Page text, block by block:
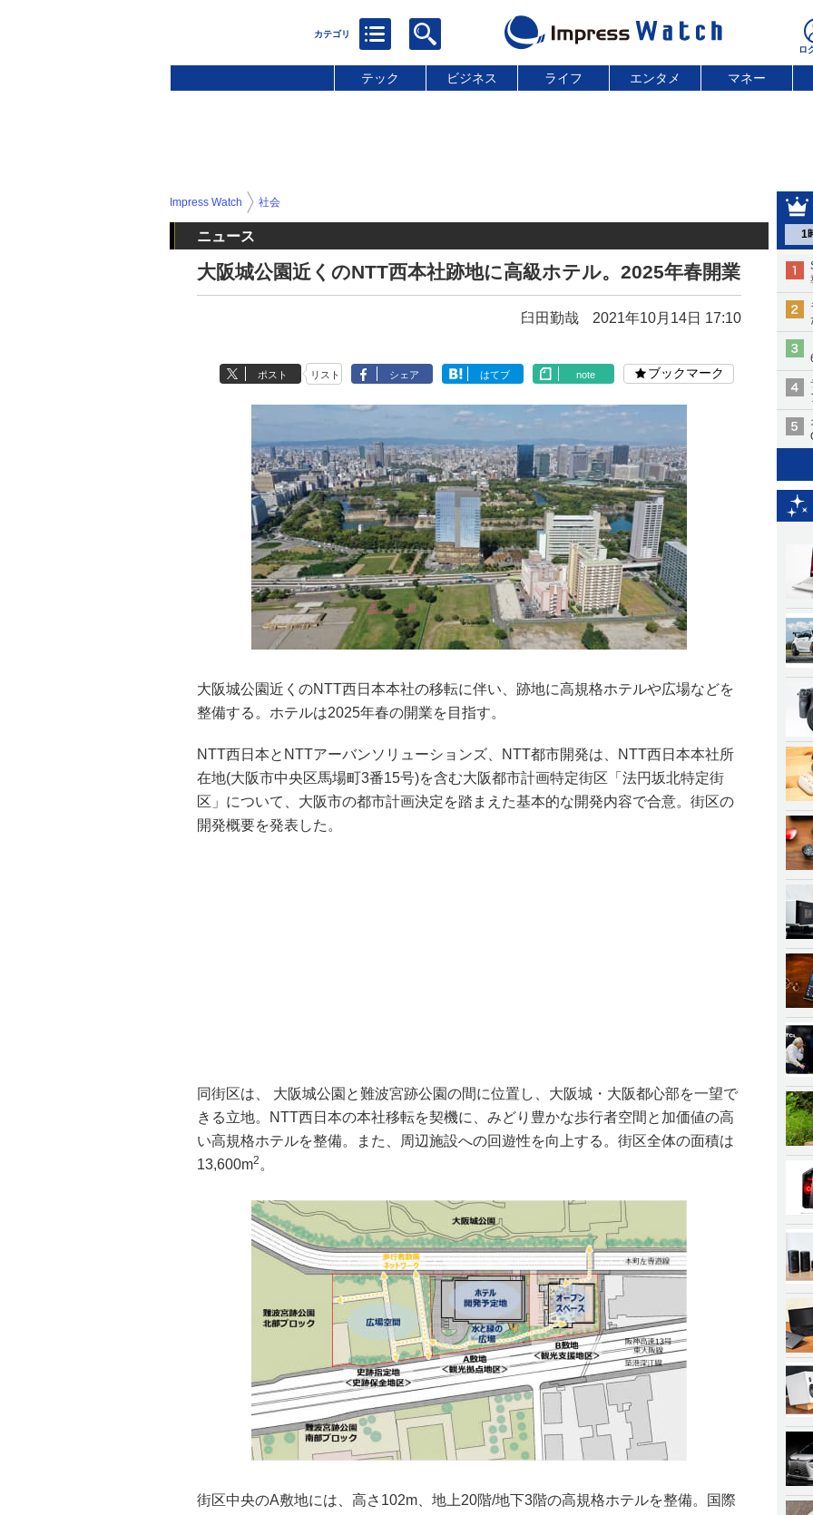
テック ビジネス ライフ エンタメ マネー
1
Impress Watch 社会
ニュース
大阪城公園近くのNTT西本社跡地に高級ホテル。2025年春開業
臼田勤哉 2021年10月14日 17:10
ポスト リスト シェア はてブ note ブックマーク
大阪城公園近くのNTT西日本本社の移転に伴い、跡地に高規格ホテルや広場などを
整備する。ホテルは2025年春の開業を目指す。
NTT西日本とNTTアーバンソリューションズ、NTT都市開発は、NTT西日本本社所
在地(大阪市中央区馬場町3番15号)を含む大阪都市計画特定街区「法円坂北特定街
区」について、大阪市の都市計画決定を踏まえた基本的な開発内容で合意。街区の
開発概要を発表した。
同街区は、 大阪城公園と難波宮跡公園の間に位置し、大阪城・大阪都心部を一望で
きる立地。NTT西日本の本社移転を契機に、みどり豊かな歩行者空間と加価値の高
い高規格ホテルを整備。また、周辺施設への回遊性を向上する。街区全体の面積は
13,600m2 。
街区中央のA敷地には、高さ102m、地上20階/地下3階の高規格ホテルを整備。国際